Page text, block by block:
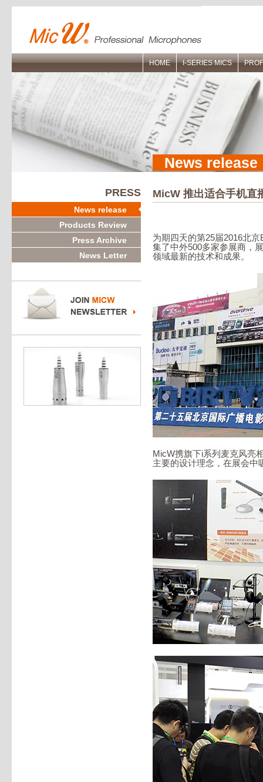
HOME I-SERIES MICS
News release
PRESS
News release
Products Review
Press Archive
News Letter
MicW 推出适合手机直
为期四天的第25届2016北
集了中外500多家参展商，
领域最新的技术和成果。
MicW携旗下i系列麦克风亮
主要的设计理念，在展会中